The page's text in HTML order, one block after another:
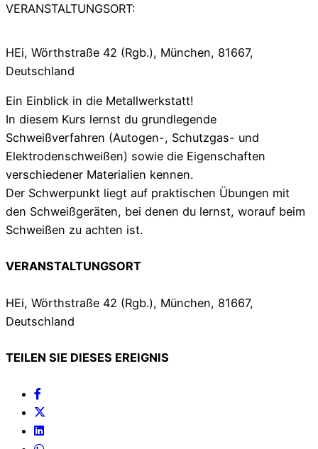
VERANSTALTUNGSORT:
HEi, Wörthstraße 42 (Rgb.), München, 81667,
Deutschland
Ein Einblick in die Metallwerkstatt!
In diesem Kurs lernst du grundlegende
Schweißverfahren (Autogen-, Schutzgas- und
Elektrodenschweißen) sowie die Eigenschaften
verschiedener Materialien kennen.
Der Schwerpunkt liegt auf praktischen Übungen mit
den Schweißgeräten, bei denen du lernst, worauf beim
Schweißen zu achten ist.
VERANSTALTUNGSORT
HEi, Wörthstraße 42 (Rgb.), München, 81667,
Deutschland
TEILEN SIE DIESES EREIGNIS